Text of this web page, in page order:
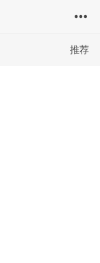
推荐